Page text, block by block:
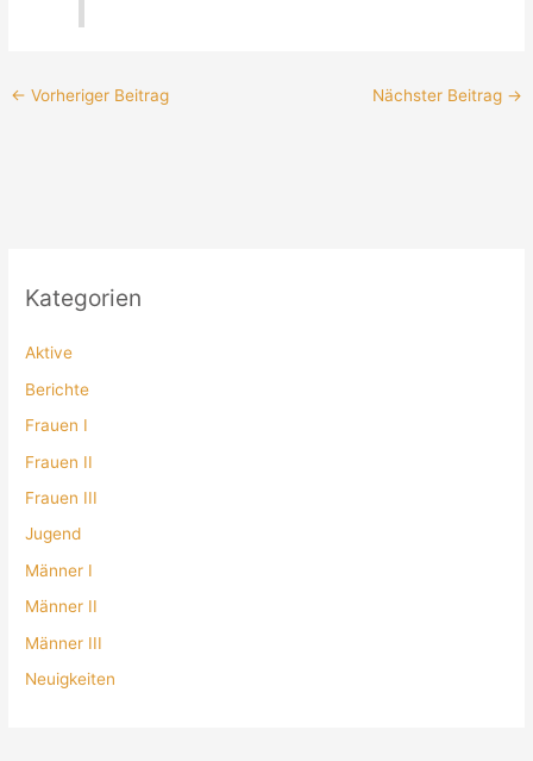
Kategorien
Aktive
Berichte
Frauen I
Frauen II
Frauen III
Jugend
Männer I
Männer II
Männer III
Neuigkeiten
← Vorheriger Beitrag Nächster Beitrag →